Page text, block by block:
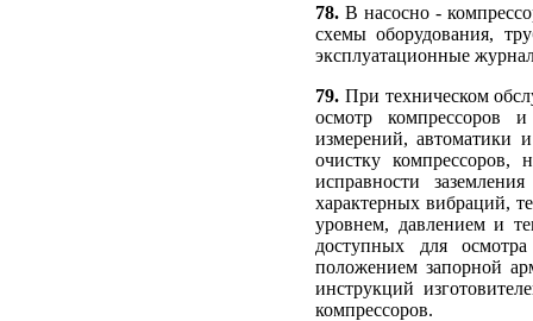
78. В насосно -
схемы оборудования,
эксплуатационные
79. При техническом
осмотр компрессоров
измерений, автоматики
очистку
исправности
характерных вибраций,
уровнем, давлением и
доступных для
положением запорной
инструкций
компрессоров.